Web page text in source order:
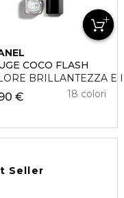
COCO FLASH
BRILLANTEZZA E
€ 18 colori
Seller